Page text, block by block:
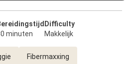
minuten
Difficulty
Makkelijk
Fibermaxxing